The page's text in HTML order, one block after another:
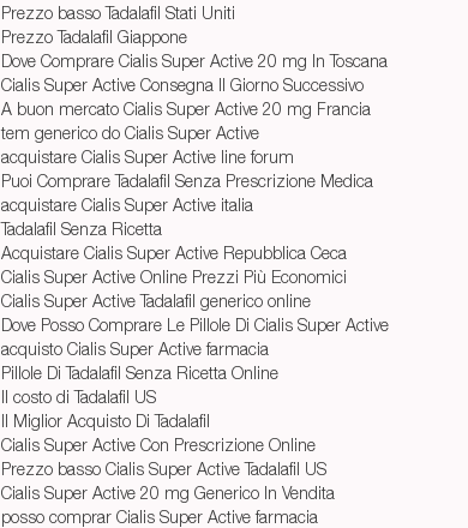
Prezzo basso Tadalafil Stati Uniti
Prezzo Tadalafil Giappone
Dove Comprare Cialis Super Active 20 mg In Toscana
Cialis Super Active Consegna Il Giorno Successivo
A buon mercato Cialis Super Active 20 mg Francia
tem generico do Cialis Super Active
acquistare Cialis Super Active line forum
Puoi Comprare Tadalafil Senza Prescrizione Medica
acquistare Cialis Super Active italia
Tadalafil Senza Ricetta
Acquistare Cialis Super Active Repubblica Ceca
Cialis Super Active Online Prezzi Più Economici
Cialis Super Active Tadalafil generico online
Dove Posso Comprare Le Pillole Di Cialis Super Active
acquisto Cialis Super Active farmacia
Pillole Di Tadalafil Senza Ricetta Online
Il costo di Tadalafil US
Il Miglior Acquisto Di Tadalafil
Cialis Super Active Con Prescrizione Online
Prezzo basso Cialis Super Active Tadalafil US
Cialis Super Active 20 mg Generico In Vendita
posso comprar Cialis Super Active farmacia